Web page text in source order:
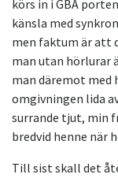
körs in i GBA
känsla med
men faktum är att
man utan hörlurar
man däremot med
omgivningen lida
surrande tjut, min
bredvid henne när
Till sist skall det